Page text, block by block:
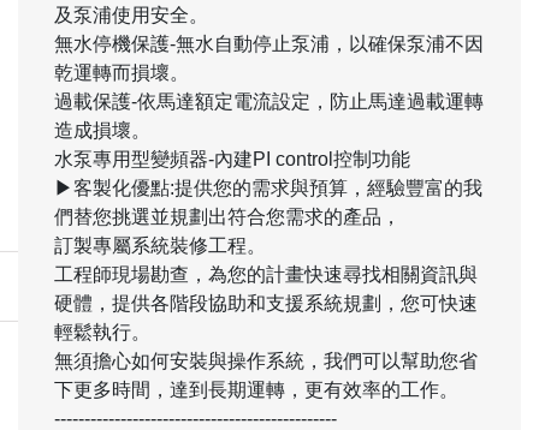
及泵浦使用安全。
無水停機保護-無水自動停止泵浦，以確保泵浦不因
乾運轉而損壞。
過載保護-依馬達額定電流設定，防止馬達過載運轉
造成損壞。
水泵專用型變頻器-內建PI control控制功能
▶客製化優點:提供您的需求與預算，經驗豐富的我
們替您挑選並規劃出符合您需求的產品，
訂製專屬系統裝修工程。
工程師現場勘查，為您的計畫快速尋找相關資訊與
硬體，提供各階段協助和支援系統規劃，您可快速
輕鬆執行。
無須擔心如何安裝與操作系統，我們可以幫助您省
下更多時間，達到長期運轉，更有效率的工作。
-----------------------------------------------